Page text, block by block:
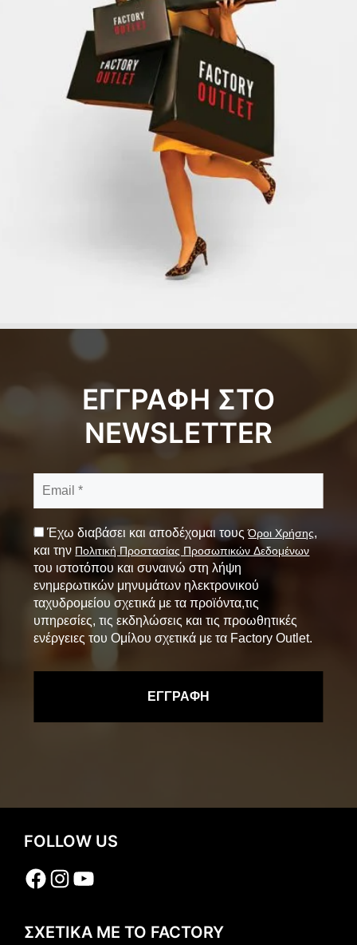
ΕΓΓΡΑΦΗ ΣΤΟ
NEWSLETTER
Έχω διαβάσει και αποδέχομαι τουςΌροι Χρήσης,
και την Πολιτική Προστασίας Προσωπικών Δεδομένων
του ιστοτόπου και συναινώ στη λήψη
ενημερωτικών μηνυμάτων ηλεκτρονικού
ταχυδρομείου σχετικά με τα προϊόντα,τις
υπηρεσίες, τις εκδηλώσεις και τις προωθητικές
ενέργειες του Ομίλου σχετικά με τα Factory Outlet.
FOLLOW US
Facebook
Instagram
YouTube
ΣΧΕΤΙΚΑ ΜΕ ΤΟ FACTORY